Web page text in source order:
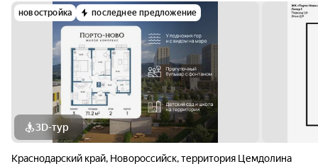
новостройка последнее предложение
3D-тур
Краснодарский край, Новороссийск,территория Цемдолина